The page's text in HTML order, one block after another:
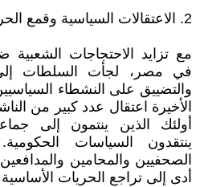
2. الاعتقالات السياسية وقمع الحريات
مع تزايد الاحتجاجات الشعبية
في مصر، لجأت السلطات إلى
والتضييق على النشطاء
الأخيرة اعتقال عدد كبير من
أولئك الذين ينتمون إلى
ينتقدون السياسات
الصحفيين والمحامين
أدى إلى تراجع الحريات